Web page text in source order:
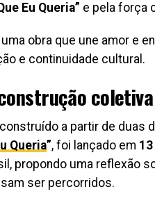
Eu Queria” e pela força
obra que une amor e
e continuidade cultural.
coletiva
a partir de duas
Queria”, foi lançado em
propondo uma reflexão
ser percorridos.